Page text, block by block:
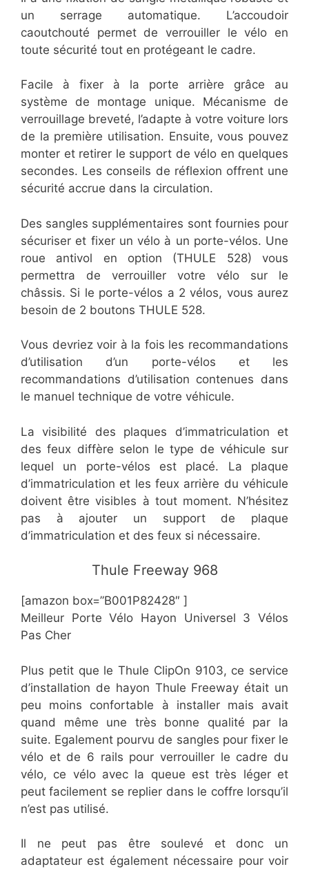
un serrage automatique. L’accoudoir
caoutchouté permet de verrouiller le vélo en
toute sécurité tout en protégeant le cadre.
Facile à fixer à la porte arrière grâce au
système de montage unique. Mécanisme de
verrouillage breveté, l’adapte à votre voiture lors
de la première utilisation. Ensuite, vous pouvez
monter et retirer le support de vélo en quelques
secondes. Les conseils de réflexion offrent une
sécurité accrue dans la circulation.
Des sangles supplémentaires sont fournies pour
sécuriser et fixer un vélo à un porte-vélos. Une
roue antivol en option (THULE 528) vous
permettra de verrouiller votre vélo sur le
châssis. Si le porte-vélos a 2 vélos, vous aurez
besoin de 2 boutons THULE 528.
Vous devriez voir à la fois les recommandations
d’utilisation d’un porte-vélos et les
recommandations d’utilisation contenues dans
le manuel technique de votre véhicule.
La visibilité des plaques d’immatriculation et
des feux diffère selon le type de véhicule sur
lequel un porte-vélos est placé. La plaque
d’immatriculation et les feux arrière du véhicule
doivent être visibles à tout moment. N’hésitez
pas à ajouter un support de plaque
d’immatriculation et des feux si nécessaire.
​Thule Freeway 968
[amazon box=”B001P82428″ ]
Meilleur Porte Vélo Hayon Universel 3 Vélos
Pas Cher
Plus petit que le Thule ClipOn 9103, ce service
d’installation de hayon Thule Freeway était un
peu moins confortable à installer mais avait
quand même une très bonne qualité par la
suite. Egalement pourvu de sangles pour fixer le
vélo et de 6 rails pour verrouiller le cadre du
vélo, ce vélo avec la queue est très léger et
peut facilement se replier dans le coffre lorsqu’il
n’est pas utilisé.
Il ne peut pas être soulevé et donc un
adaptateur est également nécessaire pour voir